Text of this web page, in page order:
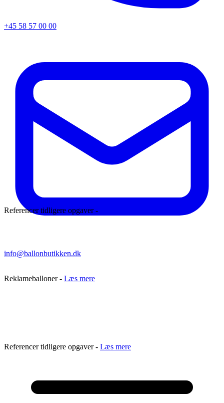
+45 58 57 00 00
info@ballonbutikken.dk
Referencer tidligere opgaver -
Reklameballoner - Læs mere
Referencer tidligere opgaver - Læs mere